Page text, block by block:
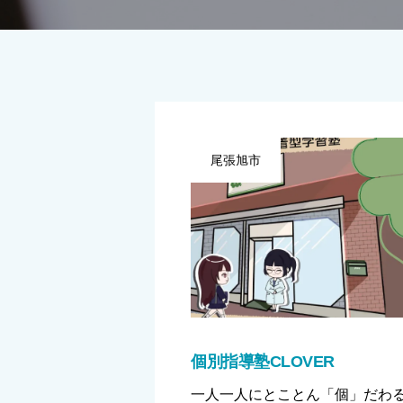
尾張旭市
個別指導塾CLOVER
一人一人にとことん「個」だわ